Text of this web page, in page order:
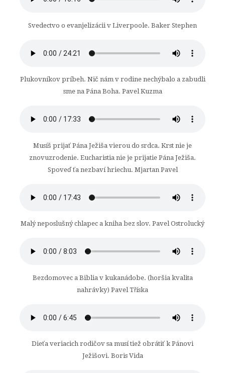
Svedectvo o evanjelizácii v Liverpoole. Baker Stephen
Plukovníkov príbeh. Nič nám v rodine nechýbalo a zabudli
sme na Pána Boha. Pavel Kuzma
Musíš prijať Pána Ježiša vierou do srdca. Krst nie je
znovuzrodenie. Eucharistia nie je prijatie Pána Ježiša.
Spoveď ťa nezbaví hriechu. Mjartan Pavel
Malý neposlušný chlapec a kniha bez slov. Pavel Ostrolucký
Bezdomovec a Biblia v kukanádobe. (horšia kvalita
nahrávky) Pavel Tříska
Dieťa veriacich rodičov sa musí tiež obrátiť k Pánovi
Ježišovi. Boris Vida